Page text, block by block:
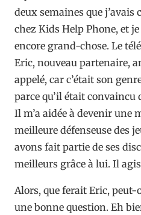
deux semaines que
chez Kids Help Phone, et
encore grand-chose. Le
Eric, nouveau partenaire,
appelé, car c’était son
parce qu’il était convaincu
Il m’a aidée à devenir une
meilleure défenseuse des
avons fait partie de ses
meilleurs grâce à lui. Il
Alors, que ferait Eric, peut-
une bonne question. Eh